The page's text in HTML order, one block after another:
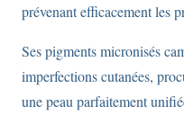
prévenant efficacement les
Ses pigments micronisés
imperfections cutanées,
une peau parfaitement